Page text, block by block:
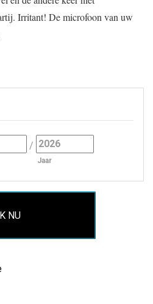
Irritant! De microfoon van uw
/
Jaar
NU